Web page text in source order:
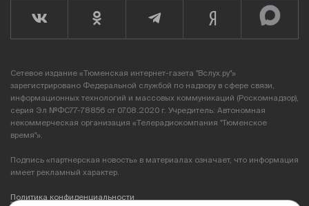
Сетевое издание «Тюменская интернет-газета "Вслух.ру"»
зарегистрировано Федеральной службой по надзору в сфере связи,
информационных технологий и массовых коммуникаций (Роскомнадзор),
серия Эл №ФС77-78856 от 07.08.2020 г. Учредитель: Автономная
некоммерческая организация «Телерадиокомпания "Тюменское
время"».
Подпись «партнерская новость» в материалах означает, что информация
имеет рекламный характер.
Политика конфиденциальности